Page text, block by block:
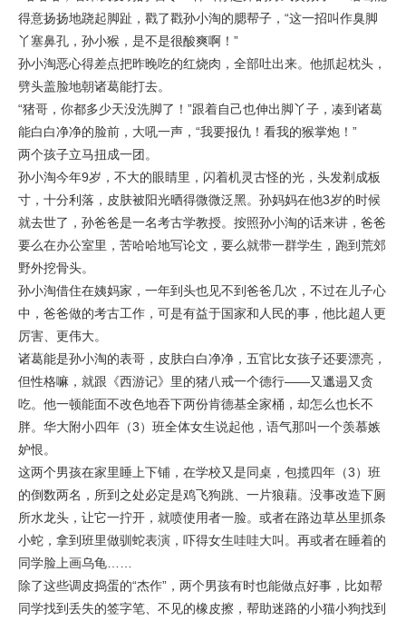
得意扬扬地跷起脚趾，戳了戳孙小淘的腮帮子，“这一招叫作臭脚
丫塞鼻孔，孙小猴，是不是很酸爽啊！”
孙小淘恶心得差点把昨晚吃的红烧肉，全部吐出来。他抓起枕头，
劈头盖脸地朝诸葛能打去。
“猪哥，你都多少天没洗脚了！”跟着自己也伸出脚丫子，凑到诸葛
能白白净净的脸前，大吼一声，“我要报仇！看我的猴掌炮！”
两个孩子立马扭成一团。
孙小淘今年9岁，不大的眼睛里，闪着机灵古怪的光，头发剃成板
寸，十分利落，皮肤被阳光晒得微微泛黑。孙妈妈在他3岁的时候
就去世了，孙爸爸是一名考古学教授。按照孙小淘的话来讲，爸爸
要么在办公室里，苦哈哈地写论文，要么就带一群学生，跑到荒郊
野外挖骨头。
孙小淘借住在姨妈家，一年到头也见不到爸爸几次，不过在儿子心
中，爸爸做的考古工作，可是有益于国家和人民的事，他比超人更
厉害、更伟大。
诸葛能是孙小淘的表哥，皮肤白白净净，五官比女孩子还要漂亮，
但性格嘛，就跟《西游记》里的猪八戒一个德行——又邋遢又贪
吃。他一顿能面不改色地吞下两份肯德基全家桶，却怎么也长不
胖。华大附小四年（3）班全体女生说起他，语气那叫一个羡慕嫉
妒恨。
这两个男孩在家里睡上下铺，在学校又是同桌，包揽四年（3）班
的倒数两名，所到之处必定是鸡飞狗跳、一片狼藉。没事改造下厕
所水龙头，让它一拧开，就喷使用者一脸。或者在路边草丛里抓条
小蛇，拿到班里做驯蛇表演，吓得女生哇哇大叫。再或者在睡着的
同学脸上画乌龟……
除了这些调皮捣蛋的“杰作”，两个男孩有时也能做点好事，比如帮
同学找到丢失的签字笔、不见的橡皮擦，帮助迷路的小猫小狗找到